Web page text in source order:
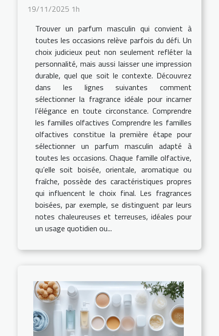
19/11/2025 1h
Trouver un parfum masculin qui convient à
toutes les occasions relève parfois du défi. Un
choix judicieux peut non seulement refléter la
personnalité, mais aussi laisser une impression
durable, quel que soit le contexte. Découvrez
dans les lignes suivantes comment
sélectionner la fragrance idéale pour incarner
l’élégance en toute circonstance. Comprendre
les familles olfactives Comprendre les familles
olfactives constitue la première étape pour
sélectionner un parfum masculin adapté à
toutes les occasions. Chaque famille olfactive,
qu’elle soit boisée, orientale, aromatique ou
fraîche, possède des caractéristiques propres
qui influencent le choix final. Les fragrances
boisées, par exemple, se distinguent par leurs
notes chaleureuses et terreuses, idéales pour
un usage quotidien ou...